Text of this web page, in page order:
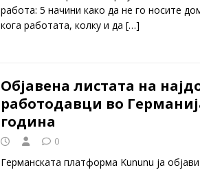
работа: 5 начини како да не го носите
кога работата, колку и да […]
Објавена листата на
работодавци во
година
0
Германската платформа Kununu ја